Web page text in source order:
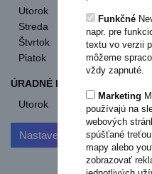
Utorok
Streda
8:00 - 12:00
Štvrtok
nestránkový
Piatok
8:00 - 12:00
ÚRADNÉ HODINY STAVEBNÝ
Utorok
od
Nastavenia cookies
Funkčné
napr. pre
textu vo verzii
môžeme
vždy zapnuté.
Marketing
používajú na
webových
spúšťané
mapy alebo
zobrazovať